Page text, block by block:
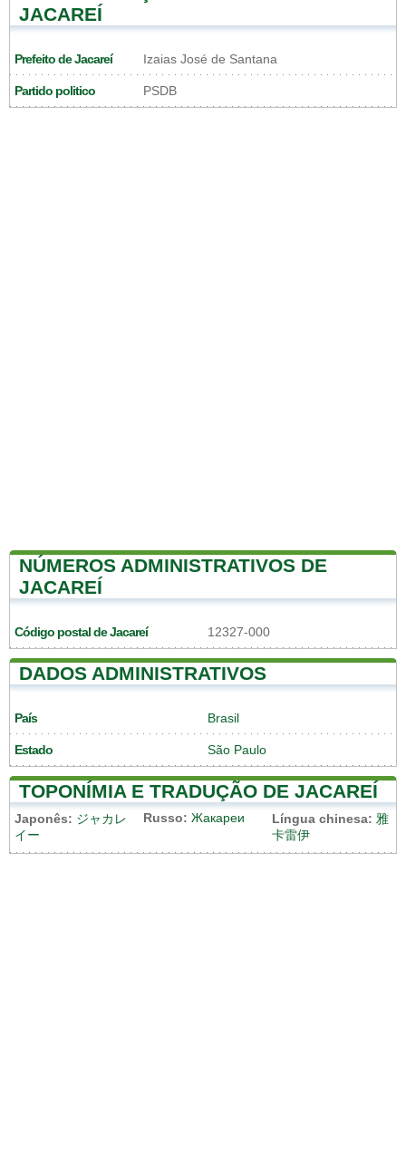
JACAREÍ
Prefeito de Jacareí Izaias José de Santana
Partido politico PSDB
NÚMEROS ADMINISTRATIVOS DE
JACAREÍ
Código postal de Jacareí 12327-000
DADOS ADMINISTRATIVOS
País Brasil
Estado São Paulo
TOPONÍMIA E TRADUÇÃO DE JACAREÍ
Japonês: ジャカレ
イー
Russo: Жакареи Língua chinesa: 雅
卡雷伊